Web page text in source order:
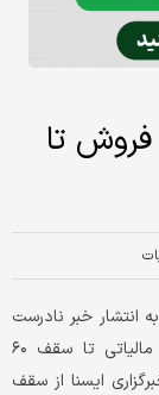
تا
انتشار خبر نادرست
در خبرگزاری ایسنا، ضمن تکذیب شایعه «معافیت مالیاتی تا سقف ۶۰
ایسنا از سقف